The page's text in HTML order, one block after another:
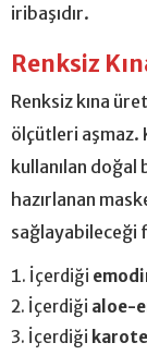
iribaşıdır.
Renksiz
Renksiz kına
ölçütleri aşmaz.
kullanılan doğal
hazırlanan
sağlayabileceği
İçerdiği
İçerdiği aloe-
İçerdiği